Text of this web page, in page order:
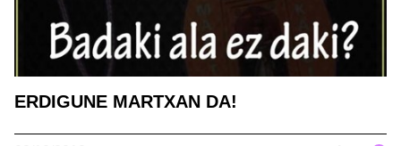
ERDIGUNE MARTXAN DA!